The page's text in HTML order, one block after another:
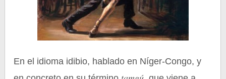
En el idioma idibio, hablado en Níger-Congo, y